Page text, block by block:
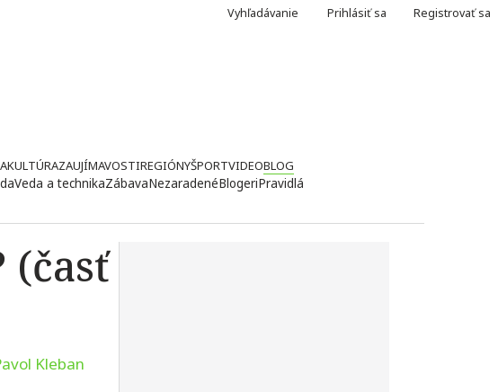
Vyhľadávanie Prihlásiť sa Registrovať sa
KULTÚRAZAUJÍMAVOSTIREGIÓNYŠPORTVIDEOBLOG
Veda a technikaZábavaNezaradenéBlogeriPravidlá
(časť
Kleban